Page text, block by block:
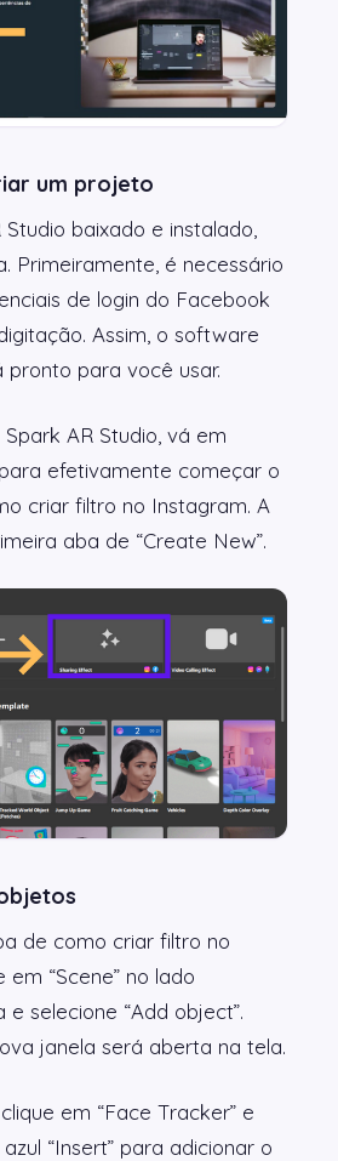
um projeto
baixado e instalado,
Primeiramente, é necessário
de login do Facebook
Assim, o software
para você usar.
AR Studio, vá em
efetivamente começar o
criar filtro no Instagram. A
aba de “Create New”.
de como criar filtro no
“Scene” no lado
selecione “Add object”.
janela será aberta na tela.
em “Face Tracker” e
“Insert” para adicionar o